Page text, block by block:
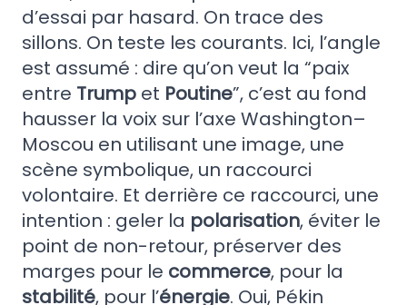
d’essai par hasard. On trace des
sillons. On teste les courants. Ici, l’angle
est assumé : dire qu’on veut la “paix
entre Trump et Poutine”, c’est au fond
hausser la voix sur l’axe Washington–
Moscou en utilisant une image, une
scène symbolique, un raccourci
volontaire. Et derrière ce raccourci, une
intention : geler la polarisation, éviter le
point de non-retour, préserver des
marges pour le commerce, pour la
stabilité, pour l’énergie. Oui, Pékin